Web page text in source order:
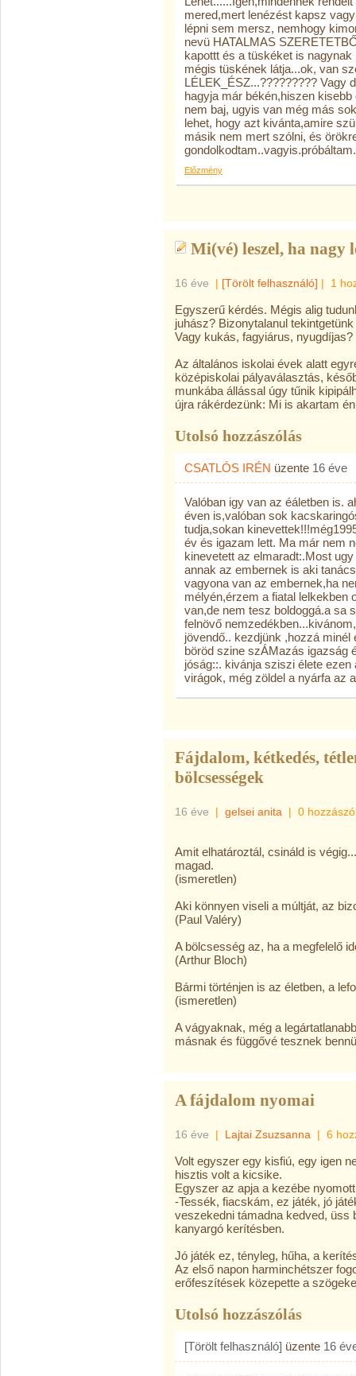
mered,mert lenézést kapsz
lépni sem mersz, nemhogy
nevü HATALMAS
kapottt és a tüskéket is
mégis tüskének látja...ok, van
LÉLEK_ÉSZ...????????? Vagy
hagyja már békén,hiszen
nem baj, ugyis van még más
lehet, hogy azt kivánta,amire
másik nem mert szólni, és
Előzmény
Mi(vé) leszel, ha nagy
16 éve | [Törölt felhasználó] | 1
Egyszerű kérdés. Mégis alig
juhász? Bizonytalanul
Vagy kukás, fagyiárus, nyugdíjas?
Az általános iskolai évek alatt
középiskolai pályaválasztás,
munkába állással úgy tűnik
újra rákérdezünk: Mi is akartam
Utolsó hozzászólás
CSATLÓS IRÉN üzente 16 éve
Valóban igy van az éáletben is.
éven is,valóban sok
tudja,sokan
év és igazam lett. Ma már nem
kinevetett az elmaradt:.Most
annak az embernek is aki
vagyona van az embernek,ha
mélyén,érzem a fiatal lelkekben
van,de nem tesz boldoggá.a sa
felnövő
jövendő.. kezdjünk ,hozzá
böröd szine szÁMazás igazság
jóság::. kivánja sziszi élete
virágok, még zöldel a nyárfa az
Fájdalom, kétkedés,
bölcsességek
16 éve | gelsei anita | 0
Amit elhatároztál, csináld is
magad.
(ismeretlen)
Aki könnyen viseli a múltját, az
(Paul Valéry)
A bölcsesség az, ha a megfelelő
(Arthur Bloch)
Bármi történjen is az életben, a
(ismeretlen)
A vágyaknak, még a
másnak és függővé tesznek
A fájdalom nyomai
16 éve | Lajtai Zsuzsanna | 6
Volt egyszer egy kisfiú, egy igen
hisztis volt a kicsike.
Egyszer az apja a kezébe
-Tessék, fiacskám, ez játék, jó
veszekedni támadna kedved, üss
kanyargó kerítésben.
Jó játék ez, tényleg, hűha, a
Az első napon harminchétszer
erőfeszítések közepette a
Utolsó hozzászólás
[Törölt felhasználó] üzente 16